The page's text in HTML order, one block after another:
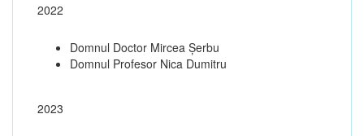
2022
Domnul Doctor Mircea Șerbu
Domnul Profesor Nica Dumitru
2023